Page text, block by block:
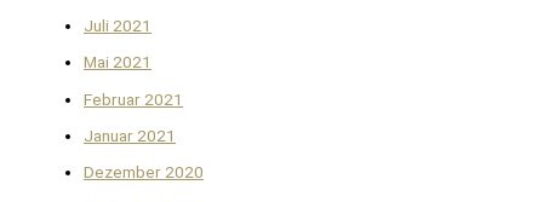
Juli 2021
Mai 2021
Februar 2021
Januar 2021
Dezember 2020